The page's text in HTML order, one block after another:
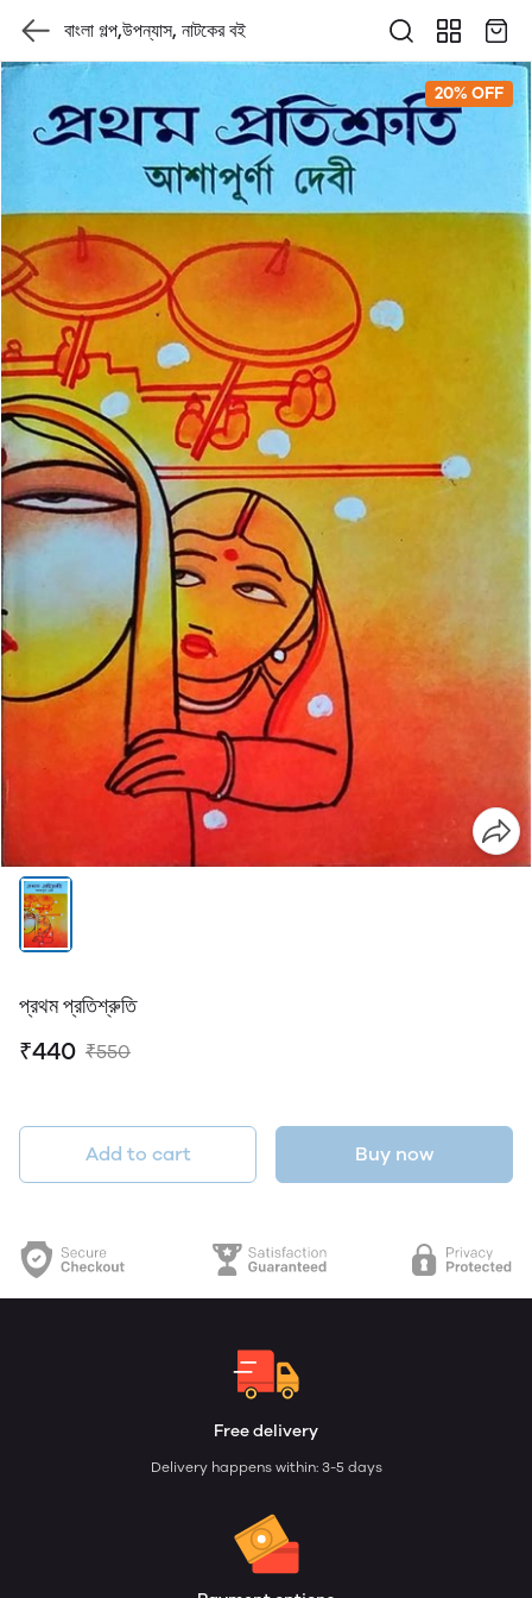
বাংলা গল্প,উপন্যাস, নাটকের বই
20% OFF
প্রথম প্রতিশ্রুতি
₹440 ₹550
Add to cart Buy now
Free delivery
Delivery happens within: 3-5 days